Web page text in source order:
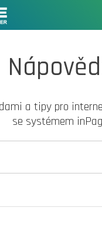
a tipy pro
se systémem